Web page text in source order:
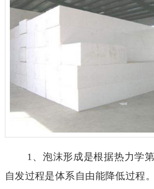
1、泡沫形成是根据热力学第
自发过程是体系自由能降低过程